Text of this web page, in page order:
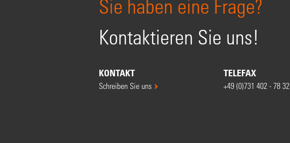
Sie haben eine Frage?
Kontaktieren Sie uns!
KONTAKT
Schreiben Sie uns
TELEFAX
+49 (0)731 402 - 78 32